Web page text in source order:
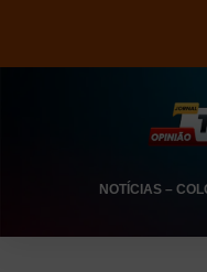
NOTÍCIAS–